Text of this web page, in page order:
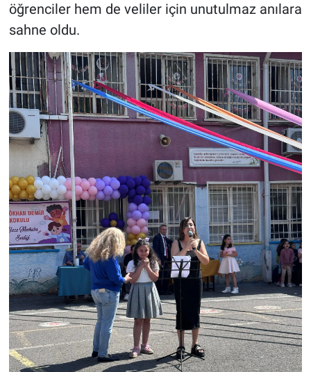
öğrenciler hem de veliler için unutulmaz anılara
sahne oldu.